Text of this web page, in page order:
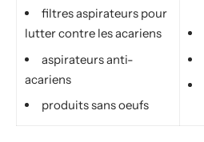
filtres aspirateurs pour
lutter contre les acariens
aspirateurs anti-
acariens
produits sans oeufs